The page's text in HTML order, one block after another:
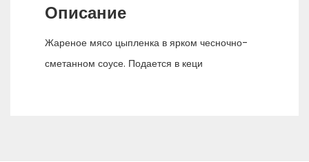
Описание
Жареное мясо цыпленка в ярком чесночно-
сметанном соусе. Подается в кеци